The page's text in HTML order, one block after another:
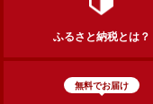
ふるさと納税とは？
無料でお届け